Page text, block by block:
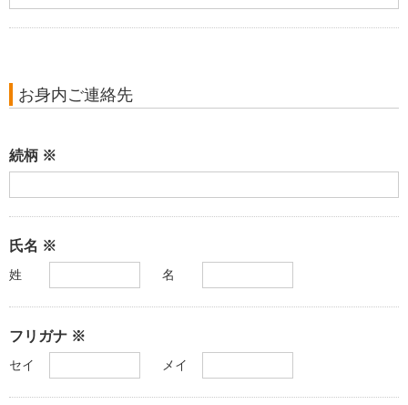
お身内ご連絡先
続柄 ※
氏名 ※
姓 名
フリガナ ※
セイ メイ